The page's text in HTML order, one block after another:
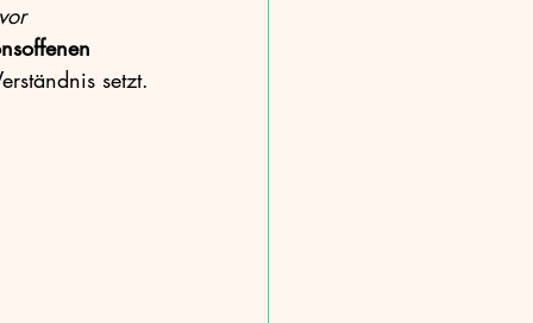
Wärmepumpe & Haustechnik
setzt.